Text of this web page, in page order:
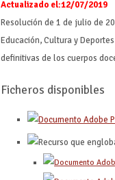
Actualizado el:12/07/2019
Resolución de 1 de julio de
Educación, Cultura y
definitivas de los cuerpos
Ficheros disponibles